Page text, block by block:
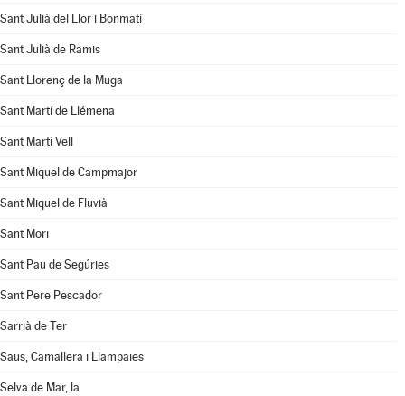
Sant Julià del Llor i Bonmatí
Sant Julià de Ramis
Sant Llorenç de la Muga
Sant Martí de Llémena
Sant Martí Vell
Sant Miquel de Campmajor
Sant Miquel de Fluvià
Sant Mori
Sant Pau de Segúries
Sant Pere Pescador
Sarrià de Ter
Saus, Camallera i Llampaies
Selva de Mar, la